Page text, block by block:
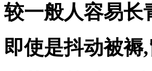
较一般人容易长
即使是抖动被褥